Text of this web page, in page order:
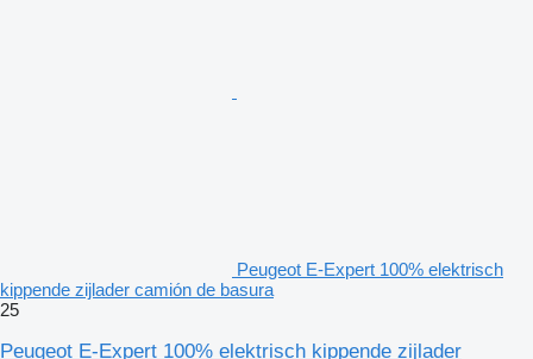
Peugeot E-Expert 100% elektrisch
kippende zijlader camión de basura
25
Peugeot E-Expert 100% elektrisch kippende zijlader